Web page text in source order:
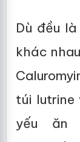
Dù đều
khác
túi lutrine
yếu ăn